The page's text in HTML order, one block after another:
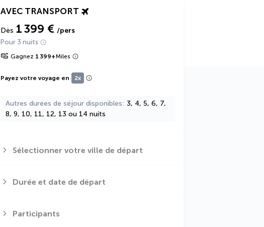
AVEC TRANSPORT
Dès 1 399 € /pers
Pour 3 nuits
Gagnez 1 399+Miles
Payez votre voyage en 2x
Autres durées de séjour disponibles 3, 4, 5, 6, 7,
8, 9, 10, 11, 12, 13 ou 14 nuits
Sélectionner votre ville de départ
Durée et date de départ
Participants